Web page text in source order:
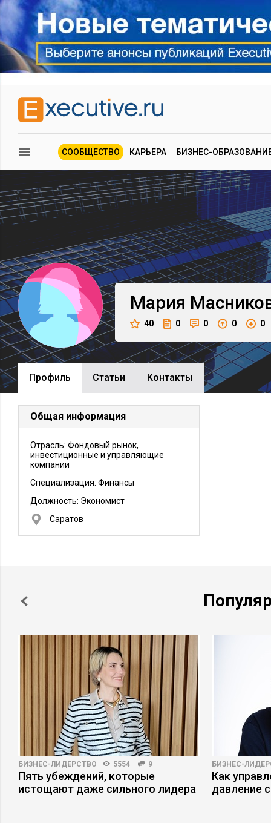
СООБЩЕСТВО КАРЬЕРА БИЗНЕС-
Мария
40 0 0 0 0
Профиль Cтатьи Контакты
Общая информация
Отрасль: Фондовый рынок,
инвестиционные и управляющие
компании
Специализация: Финансы
Должность: Экономист
Саратов
БИЗНЕС-ЛИДЕРСТВО 5554 9
Пять убеждений, которые
истощают даже сильного лидера
БИЗНЕС-
Как
давление